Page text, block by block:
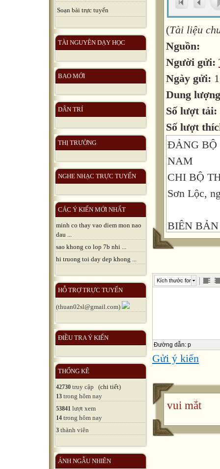
Soạn bài trực tuyến
TÀI NGUYÊN DẠY HỌC
BAO MỚI
DÂN TRÍ
THỊ TRƯỜNG
NGHE NHẠC TRỰC TUYẾN
CÁC Ý KIẾN MỚI NHẤT
minh co thay vao diem mon nao
dau ...
sao khong co lop 7b nhi ...
hi truong toi day dep khong ...
HỖ TRỢ TRỰC TUYẾN
(thuan02sl@gmail.com)
ĐIỀU TRA Ý KIẾN
THỐNG KÊ
42730 truy cập (chi tiết)
13 trong hôm nay
53841 lượt xem
14 trong hôm nay
3 thành viên
ẢNH NGẪU NHIÊN
(Tài liệu
Nguồn:
Người gửi:
Ngày gửi:
Dung
Số lượt tải:
Số lượt
ĐẢNG BỘ
NAM
CHI BỘ
Sơn Lộc,
BIÊN
TỔ
Hôm nay
Tại trường
Chủ trì:
Thư ký:
trong chi
24 đ/c;
Anh; Lí
Kích thước font
Đường dẫn: p
Gửi ý kiến
vui mắt